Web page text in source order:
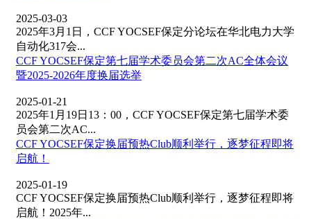
2025-03-03
2025年3月1日，CCF YOCSEF保定分论坛在华北电力大学
自动化317会...
CCF YOCSEF保定第七届学术委员会第二次AC全体会议
暨2025-2026年度换届选举
2025-01-21
2025年1月19日13：00，CCF YOCSEF保定第七届学术委
员会第二次AC...
CCF YOCSEF保定换届预热Club顺利举行，逐梦征程即将
启航！
2025-01-19
CCF YOCSEF保定换届预热Club顺利举行，逐梦征程即将
启航！2025年...